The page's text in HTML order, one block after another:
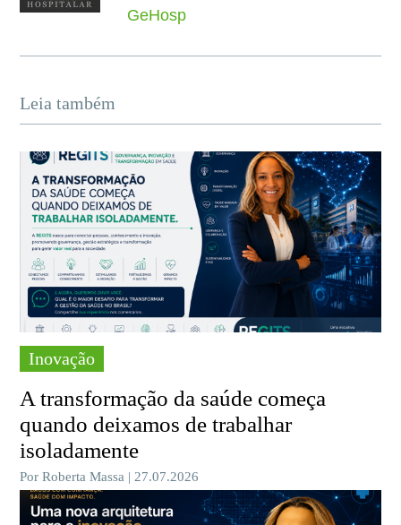
GeHosp
Leia também
Inovação
A transformação da saúde começa
quando deixamos de trabalhar
isoladamente
Por Roberta Massa | 27.07.2026